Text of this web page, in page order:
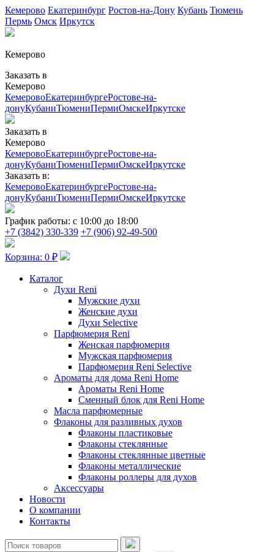
Кемерово Екатеринбург Ростов-на-Дону Кубань Тюмень
Пермь Омск Иркутск
Кемерово
Заказать в
Кемерово
КемеровоЕкатеринбургеРостове-на-
донуКубаниТюмениПермиОмскеИркутске
Заказать в
Кемерово
КемеровоЕкатеринбургеРостове-на-
донуКубаниТюмениПермиОмскеИркутске
Заказать в:
КемеровоЕкатеринбургеРостове-на-
донуКубаниТюмениПермиОмскеИркутске
График работы: с 10:00 до 18:00
+7 (3842) 330-339 +7 (906) 92-49-500
Корзина: 0 ₽
Каталог
Духи Reni
Мужские духи
Женские духи
Духи Selective
Парфюмерия Reni
Женская парфюмерия
Мужская парфюмерия
Парфюмерия Reni Selective
Ароматы для дома Reni Home
Ароматы Reni Home
Сменный блок для Reni Home
Масла парфюмерные
Флаконы для разливных духов
Флаконы пластиковые
Флаконы стеклянные
Флаконы стеклянные цветные
Флаконы металлические
Флаконы роллеры для духов
Аксессуары
Новости
О компании
Контакты